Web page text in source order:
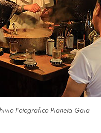
Fotografico Pianeta Gaia